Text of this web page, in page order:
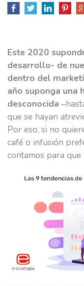
SOCIAL
CASOS
E-
Este 2020
desarrollo- de
dentro del
año suponga una
desconocida
que se hayan
Por eso, si no
café o infusión
contamos para